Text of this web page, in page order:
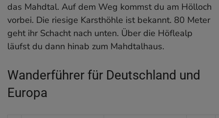
das Mahdtal. Auf dem Weg kommst du am Hölloch
vorbei. Die riesige Karsthöhle ist bekannt. 80 Meter
geht ihr Schacht nach unten. Über die Höflealp
läufst du dann hinab zum Mahdtalhaus.
Wanderführer für Deutschland und
Europa